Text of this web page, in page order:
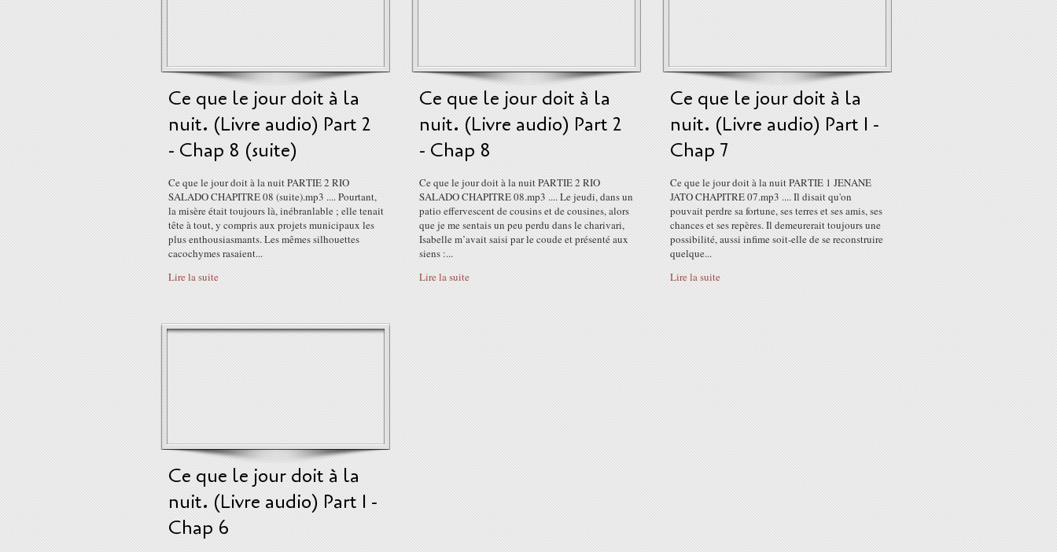
Ce que le jour doit à la
nuit. (Livre audio) Part 2
- Chap 8 (suite)
Ce que le jour doit à la nuit PARTIE 2 RIO
SALADO CHAPITRE 08 (suite).mp3 .... Pourtant,
la misère était toujours là, inébranlable ; elle tenait
tête à tout, y compris aux projets municipaux les
plus enthousiasmants. Les mêmes silhouettes
cacochymes rasaient...
Lire la suite
Ce que le jour doit à la
nuit. (Livre audio) Part 2
- Chap 8
Ce que le jour doit à la nuit PARTIE 2 RIO
SALADO CHAPITRE 08.mp3 .... Le jeudi, dans un
patio effervescent de cousins et de cousines, alors
que je me sentais un peu perdu dans le charivari,
Isabelle m’avait saisi par le coude et présenté aux
siens :...
Lire la suite
Ce que le jour doit à la
nuit. (Livre audio) Part 1 -
Chap 7
Ce que le jour doit à la nuit PARTIE 1 JENANE
JATO CHAPITRE 07.mp3 .... Il disait qu'on
pouvait perdre sa fortune, ses terres et ses amis, ses
chances et ses repères. Il demeurerait toujours une
possibilité, aussi infime soit-elle de se reconstruire
quelque...
Lire la suite
Ce que le jour doit à la
nuit. (Livre audio) Part 1 -
Chap 6